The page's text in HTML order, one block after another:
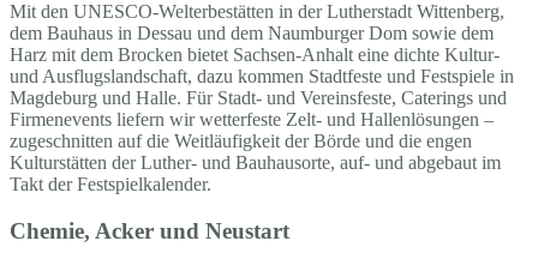
Mit den UNESCO-Welterbestätten in der Lutherstadt Wittenberg,
dem Bauhaus in Dessau und dem Naumburger Dom sowie dem
Harz mit dem Brocken bietet Sachsen-Anhalt eine dichte Kultur-
und Ausflugslandschaft, dazu kommen Stadtfeste und Festspiele in
Magdeburg und Halle. Für Stadt- und Vereinsfeste, Caterings und
Firmenevents liefern wir wetterfeste Zelt- und Hallenlösungen –
zugeschnitten auf die Weitläufigkeit der Börde und die engen
Kulturstätten der Luther- und Bauhausorte, auf- und abgebaut im
Takt der Festspielkalender.
Chemie, Acker und Neustart